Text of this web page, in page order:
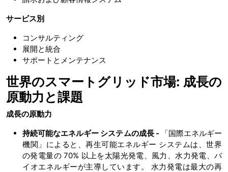
サービス別
コンサルティング
展開と統合
サポートとメンテナンス
世界のスマートグリッド市場: 成長の
原動力と課題
成長の原動力
持続可能なエネルギー システムの成長 -
「国際エネルギー
機関」によると、再生可能エネルギー システムは、世界
の発電量の 70% 以上を太陽光発電、風力、水力発電、バ
イオエネルギーが主導しています。 水力発電は最大の再